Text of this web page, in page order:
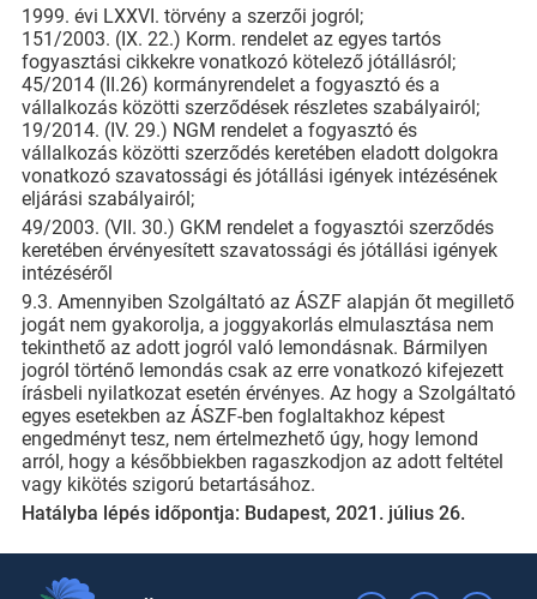
1999. évi LXXVI. törvény a szerzői jogról;
151/2003. (IX. 22.) Korm. rendelet az egyes tartós
fogyasztási cikkekre vonatkozó kötelező jótállásról;
45/2014 (II.26) kormányrendelet a fogyasztó és a
vállalkozás közötti szerződések részletes szabályairól;
19/2014. (IV. 29.) NGM rendelet a fogyasztó és
vállalkozás közötti szerződés keretében eladott dolgokra
vonatkozó szavatossági és jótállási igények intézésének
eljárási szabályairól;
49/2003. (VII. 30.) GKM rendelet a fogyasztói szerződés
keretében érvényesített szavatossági és jótállási igények
intézéséről
9.3. Amennyiben Szolgáltató az ÁSZF alapján őt megillető
jogát nem gyakorolja, a joggyakorlás elmulasztása nem
tekinthető az adott jogról való lemondásnak. Bármilyen
jogról történő lemondás csak az erre vonatkozó kifejezett
írásbeli nyilatkozat esetén érvényes. Az hogy a Szolgáltató
egyes esetekben az ÁSZF-ben foglaltakhoz képest
engedményt tesz, nem értelmezhető úgy, hogy lemond
arról, hogy a későbbiekben ragaszkodjon az adott feltétel
vagy kikötés szigorú betartásához.
Hatályba lépés időpontja: Budapest, 2021. július 26.